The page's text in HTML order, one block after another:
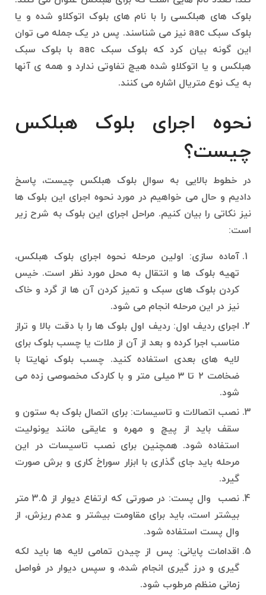
بلوک های هبلکسی را با نام های بلوک اتوکلاو شده و یا
بلوک سبک aac نیز می شناسند. پس در یک جمله می توان
این گونه بیان کرد که بلوک سبک aac با بلوک سبک
هبلکس و یا اتوکلاو شده هیچ تفاوتی ندارد و همه ی آنها
به یک نوع متریال اشاره می کنند.
نحوه اجرای بلوک هبلکس
چیست؟
در خطوط بالایی به سوال بلوک هبلکس چیست، پاسخ
دادیم و حال می خواهیم در مورد نحوه اجرای این بلوک ها
نیز نکاتی را بیان کنیم. مراحل اجرای این بلوک به شرح زیر
است:
آماده سازی: اولین مرحله نحوه اجرای بلوک هبلکس،
تهیه بلوک ها و انتقال به محل مورد نظر است. خیس
کردن بلوک های سبک و تمیز کردن آن ها از گرد و خاک
نیز در این مرحله انجام می شود.
اجرای ردیف اول: ردیف اول بلوک ها را با دقت بالا و تراز
مناسب اجرا کرده و بعد از آن از ملات یا چسب بلوک برای
لایه های بعدی استفاده کنید. چسب بلوک نهایتا با
ضخامت ۲ تا ۳ میلی متر و با کاردک مخصوصی زده می
شود.
نصب اتصالات و تاسیسات: برای اتصال بلوک به ستون و
سقف باید از پیچ و مهره و عایقی مانند یونولیت
استفاده شود. همچنین برای نصب تاسیسات در این
مرحله باید جای گذاری با ابزار سوراخ کاری و برش صورت
گیرد.
نصب وال پست: در صورتی که ارتفاع دیوار از 3.5 متر
بیشتر است، باید برای مقاومت بیشتر و عدم ریزش، از
وال پست استفاده شود.
اقدامات پایانی: پس از چیدن تمامی لایه ها باید لکه
گیری و درز گیری انجام شده، و سپس دیوار در فواصل
زمانی منظم مرطوب شود.